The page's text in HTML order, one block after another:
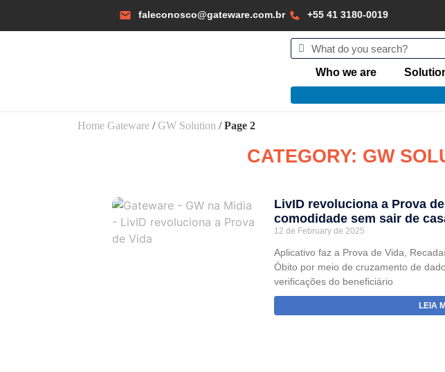
faleconosco@gateware.com.br +55 41 3180-0019
Who we are
Home Gateware /GW Solution /Page 2
CATEGORY: GW
LivID revoluciona a Prova
comodidade sem sair de
12 de February de 2025
Aplicativo faz a Prova de Vida,
Óbito por meio de cruzamento de
verificações do beneficiário
LEIA